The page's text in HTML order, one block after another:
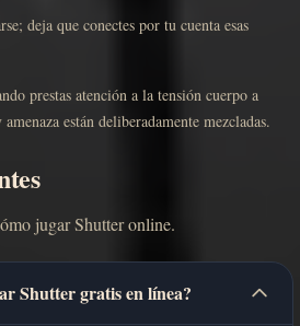
deja que conectes por tu cuenta esas
prestas atención a la tensión cuerpo a
están deliberadamente mezcladas.
jugar Shutter online.
Shutter gratis en línea?